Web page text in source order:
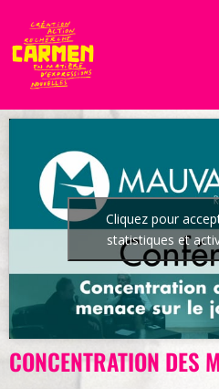
Cliquez pour
statistiques et
CONCENTRATION DES